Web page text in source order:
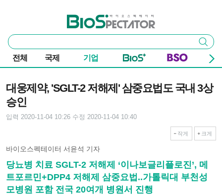
바이오스펙테이터
통
합
검
색
검색
전체 국제 기업
대웅제약, 'SGLT-2 저해제' 삼중요법도 국내 3상
승인
입력 2020-11-04 10:26 수정 2020-11-04 10:40
작게 크게
바이오스펙테이터 서윤석 기자
당뇨병 치료 SGLT-2 저해제 ‘이나보글리플로진’, 메
트포르민+DPP4 저해제 삼중요법..가톨릭대 부천성
모병원 포함 전국 20여개 병원서 진행